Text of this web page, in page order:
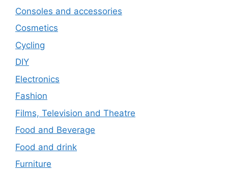
Consoles and accessories
Cosmetics
Cycling
DIY
Electronics
Fashion
Films, Television and Theatre
Food and Beverage
Food and drink
Furniture